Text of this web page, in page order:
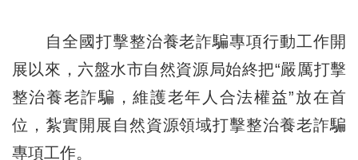
自全國打擊整治養老詐騙專項行動工作開
展以來，六盤水市自然資源局始終把“嚴厲打擊
整治養老詐騙，維護老年人合法權益”放在首
位，紮實開展自然資源領域打擊整治養老詐騙
專項工作。